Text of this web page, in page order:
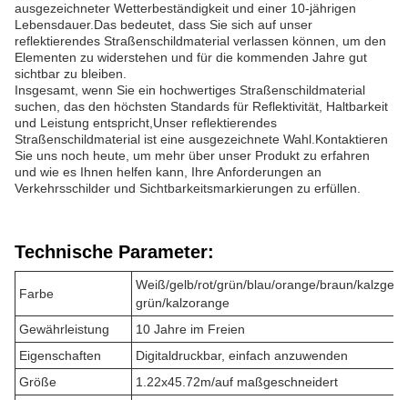
ausgezeichneter Wetterbeständigkeit und einer 10-jährigen
Lebensdauer.Das bedeutet, dass Sie sich auf unser
reflektierendes Straßenschildmaterial verlassen können, um den
Elementen zu widerstehen und für die kommenden Jahre gut
sichtbar zu bleiben.
Insgesamt, wenn Sie ein hochwertiges Straßenschildmaterial
suchen, das den höchsten Standards für Reflektivität, Haltbarkeit
und Leistung entspricht,Unser reflektierendes
Straßenschildmaterial ist eine ausgezeichnete Wahl.Kontaktieren
Sie uns noch heute, um mehr über unser Produkt zu erfahren
und wie es Ihnen helfen kann, Ihre Anforderungen an
Verkehrsschilder und Sichtbarkeitsmarkierungen zu erfüllen.
Technische Parameter:
Farbe
Weiß/gelb/rot/grün/blau/orange/braun/kalzgelb
grün/kalzorange
Gewährleistung
10 Jahre im Freien
Eigenschaften
Digitaldruckbar, einfach anzuwenden
Größe
1.22x45.72m/auf maßgeschneidert